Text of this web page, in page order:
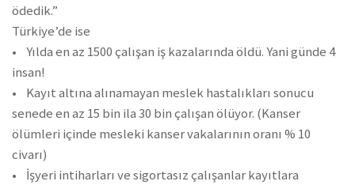
ödedik.”
Türkiye’de ise
• Yılda en az 1500 çalışan iş kazalarında öldü. Yani günde 4
insan!
• Kayıt altına alınamayan meslek hastalıkları sonucu
senede en az 15 bin ila 30 bin çalışan ölüyor. (Kanser
ölümleri içinde mesleki kanser vakalarının oranı % 10
civarı)
• İşyeri intiharları ve sigortasız çalışanlar kayıtlara